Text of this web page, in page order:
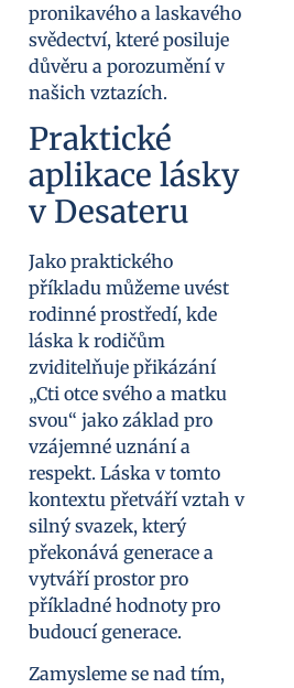
pronikavého a laskavého
svědectví, které posiluje
důvěru a porozumění v
našich vztazích.
Praktické
aplikace lásky
v Desateru
Jako praktického
příkladu můžeme uvést
rodinné prostředí, kde
láska k rodičům
zviditelňuje přikázání
„Cti otce svého a matku
svou“ jako základ pro
vzájemné uznání a
respekt. Láska v tomto
kontextu přetváří vztah v
silný svazek, který
překonává generace a
vytváří prostor pro
příkladné hodnoty pro
budoucí generace.
Zamysleme se nad tím,